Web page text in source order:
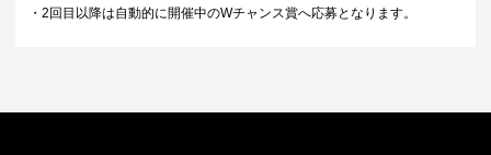
・2回目以降は自動的に開催中のWチャンス賞へ応募となります。